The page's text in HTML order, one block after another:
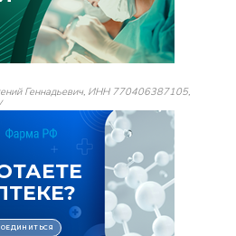
Геннадьевич, ИНН 770406387105,